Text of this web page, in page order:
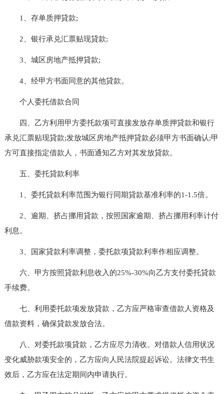
1、存单质押貸款;
2、银行承兑汇票贴现貸款;
3、城区房地产抵押貸款;
4、经甲方书面同意的其他貸款。
个人委托借款合同
四、乙方利用甲方委托款项可直接发放存单质押貸款和银行
承兑汇票贴现貸款;发放城区房地产抵押貸款必须甲方书面确认;甲
方可直接指定借款人，书面通知乙方对其发放貸款。
五、委托貸款利率
1、委托貸款利率范围为银行同期貸款基准利率的1-1.5倍。
2、逾期、挤占挪用貸款，按照国家逾期、挤占挪用利率计付
利息。
3、国家貸款利率调整，委托款项貸款利率作相应调整。
六、甲方按照貸款利息收入的25%-30%向乙方支付委托貸款
手续费。
七、利用委托款项发放貸款，乙方应严格审查借款人资格及
借款资料，确保貸款发放合法。
八、对委托款项貸款，乙方应尽力清收。对借款人信用状况
变化威胁款项安全的，乙方应向人民法院提起诉讼。法律文书生
效后，乙方应在法定期间内申请执行。